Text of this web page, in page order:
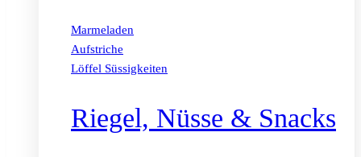
Marmeladen
Aufstriche
Löffel Süssigkeiten
Riegel, Nüsse & Snacks